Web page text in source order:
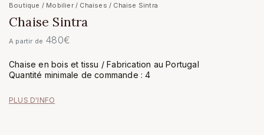
Boutique / Mobilier/ Chaises / Chaise Sintra
Chaise Sintra
A partir de 480€
Chaise en bois et tissu / Fabrication au Portugal
Quantité minimale de commande : 4
PLUS D'INFO